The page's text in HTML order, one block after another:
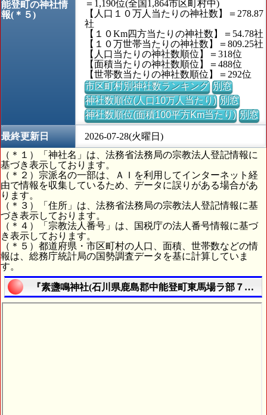
能登町の神社情
報(＊５)
＝1,190位(全国1,864市区町村中)
【人口１０万人当たりの神社数】＝278.87
社
【１０Km四方当たりの神社数】＝54.78社
【１０万世帯当たりの神社数】＝809.25社
【人口当たりの神社数順位】＝318位
【面積当たりの神社数順位】＝488位
【世帯数当たりの神社数順位】＝292位
市区町村別神社数ランキング 別窓
神社数順位(人口10万人当たり) 別窓
神社数順位(面積100平方Km当たり) 別窓
最終更新日
2026-07-28(火曜日)
（＊１）「神社名」は、法務省法務局の宗教法人登記情報に
基づき表示しております。
（＊２）宗派名の一部は、ＡＩを利用してインターネット経
由で情報を収集しているため、データに誤りがある場合があ
ります。
（＊３）「住所」は、法務省法務局の宗教法人登記情報に基
づき表示しております。
（＊４）「宗教法人番号」は、国税庁の法人番号情報に基づ
き表示しております。
（＊５）都道府県・市区町村の人口、面積、世帯数などの情
報は、総務庁統計局の国勢調査データを基に計算していま
す。
『素盞鳴神社(石川県鹿島郡中能登町東馬場ラ部７３